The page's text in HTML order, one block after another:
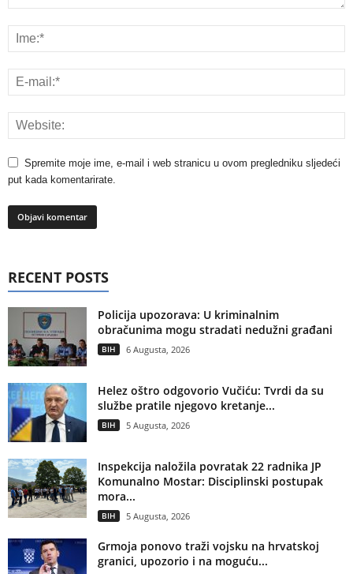
Spremite moje ime, e-mail i web stranicu u ovom pregledniku sljedeći
put kada komentarirate.
RECENT POSTS
Policija upozorava: U kriminalnim
obračunima mogu stradati nedužni građani
BIH 6 Augusta, 2026
Helez oštro odgovorio Vučiću: Tvrdi da su
službe pratile njegovo kretanje...
BIH 5 Augusta, 2026
Inspekcija naložila povratak 22 radnika JP
Komunalno Mostar: Disciplinski postupak
mora...
BIH 5 Augusta, 2026
Grmoja ponovo traži vojsku na hrvatskoj
granici, upozorio i na moguću...